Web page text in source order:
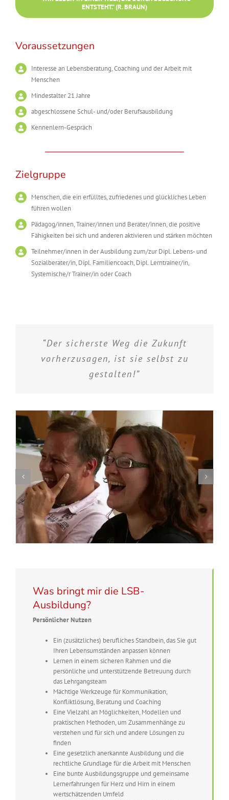
ENTSTEHT.” (R. BRAUN)
Voraussetzungen
Interesse an Lebensberatung, Coaching und der Arbeit mit
Menschen
Mindestalter 21 Jahre
abgeschlossene Schul- und/oder Berufsausbildung
Kennenlern-Gespräch
Zielgruppe
Menschen, die ein erfülltes, zufriedenes und glückliches Leben
führen wollen
Pädagog/innen, Trainer/innen und Berater/innen, die positive
Fähigkeiten bei sich und anderen aktivieren und stärken möchten
Teilnehmer/innen in der Ausbildung zum/zur Dipl. Lebens- und
Sozialberater/in, Dipl. Familiencoach, Dipl. Lerntrainer/in,
Systemische/r Trainer/in oder Coach
“Der sicherste Weg die Zukunft
vorherzusagen, ist sie selbst zu
gestalten!”
Was bringt mir die LSB-
Ausbildung?
Persönlicher Nutzen
Ein (zusätzliches) berufliches Standbein, das Sie gut
Ihren Lebensumständen anpassen können
Lernen in einem sicheren Rahmen und die
persönliche und unterstützende Betreuung durch
das Lehrgangsteam
Mächtige Werkzeuge für Kommunikation,
Konfliktlösung, Beratung und Coaching
Eine Vielzahl an Möglichkeiten, Modellen und
praktischen Methoden, um Zusammenhänge zu
verstehen und für sich und andere Lösungen zu
finden
Eine gesetzlich anerkannte Ausbildung und die
rechtliche Grundlage für die Arbeit mit Menschen
Eine bunte Ausbildungsgruppe und gemeinsame
Lernerfahrungen für Herz und Hirn in einem
wertschätzenden Umfeld